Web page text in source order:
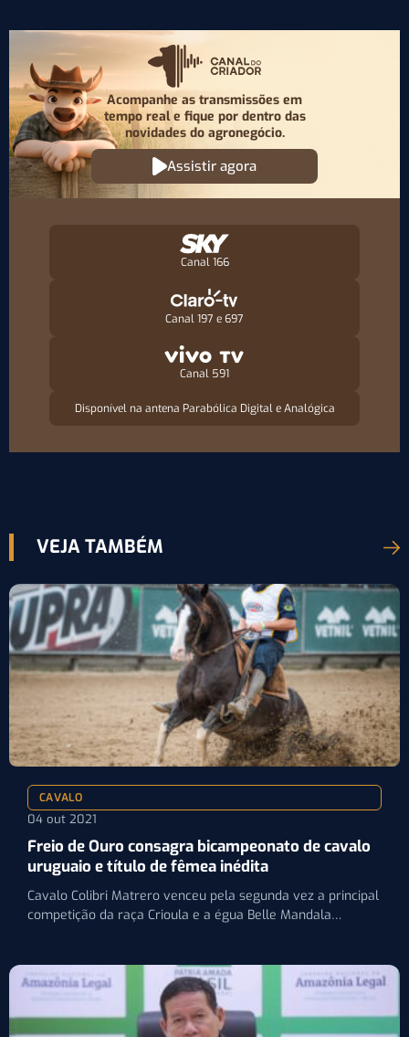
Acompanhe as transmissões em
tempo real e fique por dentro das
novidades do agronegócio.
Assistir agora
Canal 166
Canal 197 e 697
Canal 591
Disponível na antena Parabólica Digital e Analógica
VEJA TAMBÉM
CAVALO
04 out 2021
Freio de Ouro consagra bicampeonato de cavalo
uruguaio e título de fêmea inédita
Cavalo Colibri Matrero venceu pela segunda vez a principal
competição da raça Crioula e a égua Belle Mandala…